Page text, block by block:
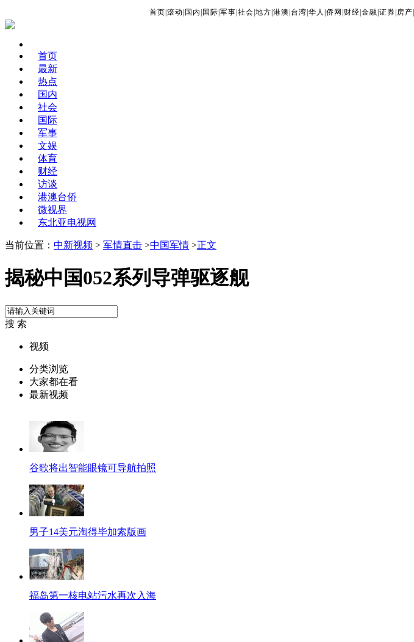
首页 滚动 国内 国际 军事 社会 地方 港澳 台湾 华人 侨网 财经 金融 证券 房产
首页
最新
热点
国内
社会
国际
军事
文娱
体育
财经
访谈
港澳台侨
微视界
东北亚电视网
当前位置： 中新视频 > 军情直击 >中国军情 >正文
揭秘中国052系列导弹驱逐舰
搜 索
视频
分类浏览
大家都在看
最新视频
谷歌将出智能眼镜可导航拍照
男子14美元淘得毕加索版画
福岛第一核电站污水再次入海